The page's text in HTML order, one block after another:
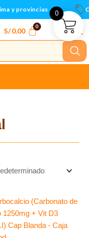
y provincias
S/0.00
0